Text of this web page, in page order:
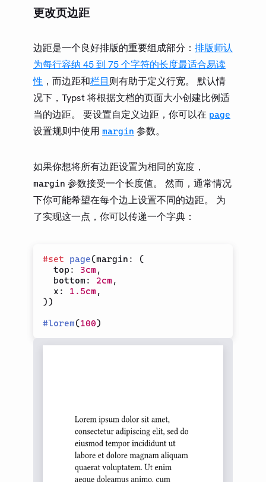
更改页边距
边距是一个良好排版的重要组成部分： 排版师认
为每行容纳 45 到 75 个字符的长度最适合易读
性 ，而边距和栏目则有助于定义行宽。 默认情
况下，Typst 将根据文档的页面大小创建比例适
当的边距。 要设置自定义边距，你可以在 page
设置规则中使用 margin 参数。
如果你想将所有边距设置为相同的宽度，
margin 参数接受一个长度值。 然而，通常情况
下你可能希望在每个边上设置不同的边距。 为
了实现这一点，你可以传递一个字典：
#set page(margin :
(
  top
: 3cm ,
  bottom
: 2cm ,
  x
: 1.5cm ,
))
#lorem(100)